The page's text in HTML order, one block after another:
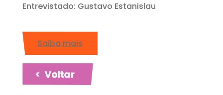
Entrevistado: Gustavo Estanislau
Saiba mais